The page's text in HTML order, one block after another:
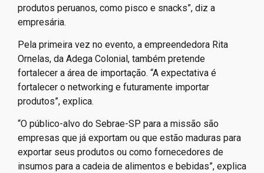
produtos peruanos, como pisco e snacks”, diz a
empresária.
Pela primeira vez no evento, a empreendedora Rita
Ornelas, da Adega Colonial, também pretende
fortalecer a área de importação. “A expectativa é
fortalecer o networking e futuramente importar
produtos”, explica.
“O público-alvo do Sebrae-SP para a missão são
empresas que já exportam ou que estão maduras para
exportar seus produtos ou como fornecedores de
insumos para a cadeia de alimentos e bebidas”, explica